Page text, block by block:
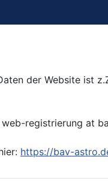
der Website ist
registrierung at
https://bav-